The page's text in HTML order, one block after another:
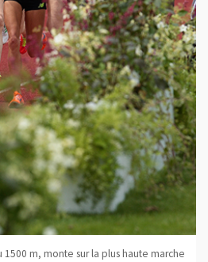
m, monte sur la plus haute marche